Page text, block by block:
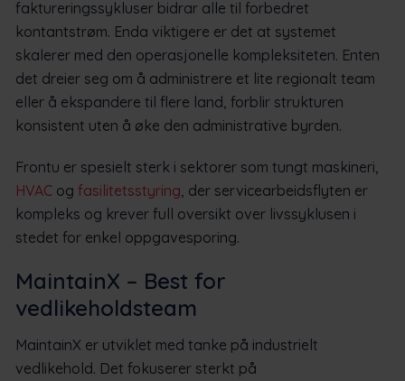
faktureringssykluser bidrar alle til forbedret
kontantstrøm. Enda viktigere er det at systemet
skalerer med den operasjonelle kompleksiteten. Enten
det dreier seg om å administrere et lite regionalt team
eller å ekspandere til flere land, forblir strukturen
konsistent uten å øke den administrative byrden.
Frontu er spesielt sterk i sektorer som tungt maskineri,
HVAC og fasilitetsstyring , der servicearbeidsflyten er
kompleks og krever full oversikt over livssyklusen i
stedet for enkel oppgavesporing.
MaintainX – Best for
vedlikeholdsteam
MaintainX er utviklet med tanke på industrielt
vedlikehold. Det fokuserer sterkt på